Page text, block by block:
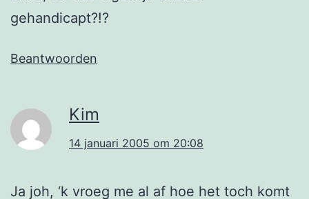
gehandicapt?!?
Beantwoorden
Kim
14 januari 2005 om 20:08
Ja joh, ‘k vroeg me al af hoe het toch komt